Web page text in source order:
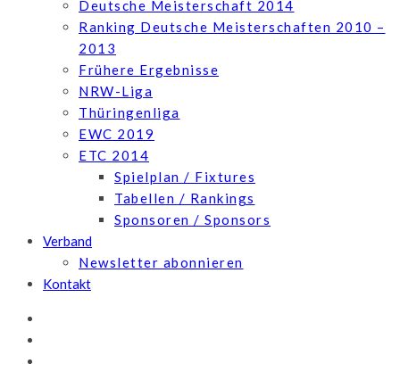
Deutsche Meisterschaft 2014
Ranking Deutsche Meisterschaften 2010 –
2013
Frühere Ergebnisse
NRW-Liga
Thüringenliga
EWC 2019
ETC 2014
Spielplan / Fixtures
Tabellen / Rankings
Sponsoren / Sponsors
Verband
Newsletter abonnieren
Kontakt